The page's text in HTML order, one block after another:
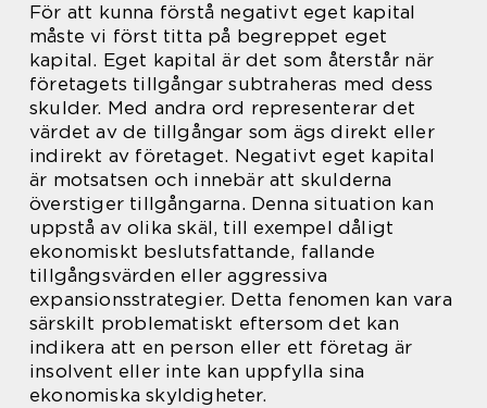
För att kunna förstå negativt eget kapital
måste vi först titta på begreppet eget
kapital. Eget kapital är det som återstår när
företagets tillgångar subtraheras med dess
skulder. Med andra ord representerar det
värdet av de tillgångar som ägs direkt eller
indirekt av företaget. Negativt eget kapital
är motsatsen och innebär att skulderna
överstiger tillgångarna. Denna situation kan
uppstå av olika skäl, till exempel dåligt
ekonomiskt beslutsfattande, fallande
tillgångsvärden eller aggressiva
expansionsstrategier. Detta fenomen kan vara
särskilt problematiskt eftersom det kan
indikera att en person eller ett företag är
insolvent eller inte kan uppfylla sina
ekonomiska skyldigheter.